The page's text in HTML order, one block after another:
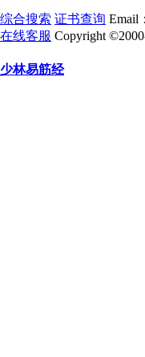
综合搜索 证书查询 Email
在线客服 Copyright
少林易筋经